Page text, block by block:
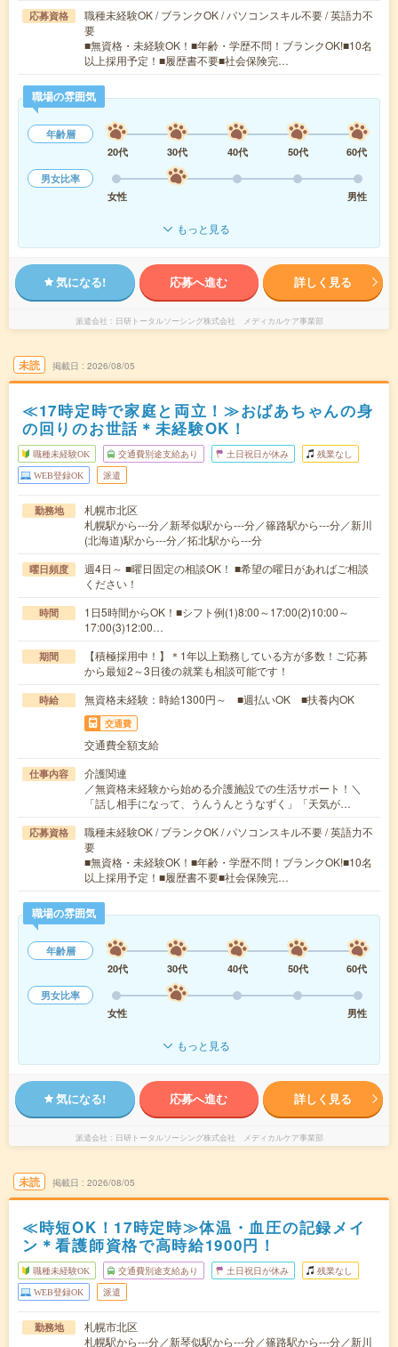
応募資格
職種未経験OK / ブランクOK / パソコンスキル不要 / 英語力不
要
■無資格・未経験OK！■年齢・学歴不問！ブランクOK!■10名
以上採用予定！■履歴書不要■社会保険完…
職場の雰囲気
年齢層
20代
30代 40代 50代
60代
男女比率
女性
男性
もっと見る
気になる! 応募へ進む 詳しく見る
派遣会社 日研トータルソーシング株式会社 メディカルケア事業部
未読 掲載日 2026/08/05
≪17時定時で家庭と両立！≫おばあちゃんの身
の回りのお世話＊未経験OK！
職種未経験OK 交通費別途支給あり 土日祝日が休み 残業なし
WEB登録OK 派遣
勤務地
札幌市北区
札幌駅から---分／新琴似駅から---分／篠路駅から---分／新川
(北海道)駅から---分／拓北駅から---分
曜日頻度
週4日～ ■曜日固定の相談OK！ ■希望の曜日があればご相談
ください！
時間
1日5時間からOK！■シフト例(1)8:00～17:00(2)10:00～
17:00(3)12:00…
期間
【積極採用中！】＊1年以上勤務している方が多数！ご応募
から最短2～3日後の就業も相談可能です！
時給 無資格未経験：時給1300円～ ■週払いOK ■扶養内OK
交通費
交通費全額支給
仕事内容
介護関連
／無資格未経験から始める介護施設での生活サポート！＼
「話し相手になって、うんうんとうなずく」「天気が…
応募資格
職種未経験OK / ブランクOK / パソコンスキル不要 / 英語力不
要
■無資格・未経験OK！■年齢・学歴不問！ブランクOK!■10名
以上採用予定！■履歴書不要■社会保険完…
職場の雰囲気
年齢層
20代
30代 40代 50代
60代
男女比率
女性
男性
もっと見る
気になる! 応募へ進む 詳しく見る
派遣会社 日研トータルソーシング株式会社 メディカルケア事業部
未読 掲載日 2026/08/05
≪時短OK！17時定時≫体温・血圧の記録メイ
ン＊看護師資格で高時給1900円！
職種未経験OK 交通費別途支給あり 土日祝日が休み 残業なし
WEB登録OK 派遣
勤務地
札幌市北区
札幌駅から---分／新琴似駅から---分／篠路駅から---分／新川